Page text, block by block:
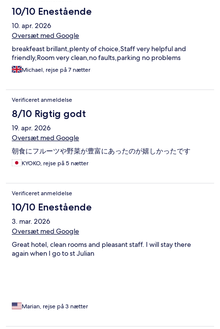
10/10 Enestående
10. apr. 2026
Oversæt med Google
breakfeast brillant,plenty of choice,Staff very helpful and
friendly,Room very clean,no faults,parking no problems
Michael, rejse på 7 nætter
Verificeret anmeldelse
8/10 Rigtig godt
19. apr. 2026
Oversæt med Google
朝食にフルーツや野菜が豊富にあったのが嬉しかったです
KYOKO, rejse på 5 nætter
Verificeret anmeldelse
10/10 Enestående
3. mar. 2026
Oversæt med Google
Great hotel, clean rooms and pleasant staff. I will stay there
again when I go to st Julian
Marian, rejse på 3 nætter